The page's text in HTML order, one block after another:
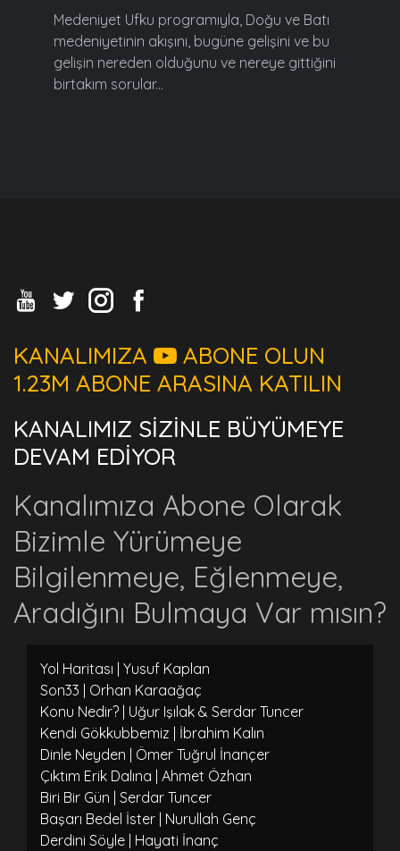
Medeniyet Ufku programıyla, Doğu ve Batı
medeniyetinin akışını, bugüne gelişini ve bu
gelişin nereden olduğunu ve nereye gittiğini
birtakım sorular...
KANALIMIZA
ABONE OLUN
1.23M ABONE ARASINA KATILIN
KANALIMIZ SİZİNLE BÜYÜMEYE
DEVAM EDİYOR
Kanalımıza Abone Olarak
Bizimle Yürümeye
Bilgilenmeye, Eğlenmeye,
Aradığını Bulmaya Var mısın?
Yol Haritası | Yusuf Kaplan
Son33 | Orhan Karaağaç
Konu Nedir? | Uğur Işılak & Serdar Tuncer
Kendi Gökkubbemiz | İbrahim Kalın
Dinle Neyden | Ömer Tuğrul İnançer
Çıktım Erik Dalına | Ahmet Özhan
Biri Bir Gün | Serdar Tuncer
Başarı Bedel İster | Nurullah Genç
Derdini Söyle | Hayati İnanç